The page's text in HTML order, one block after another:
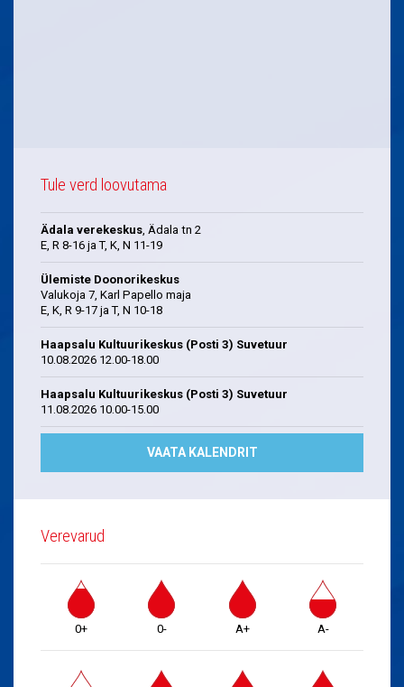
Tule verd loovutama
Ädala verekeskus, Ädala tn 2
E, R 8-16 ja T, K, N 11-19
Ülemiste Doonorikeskus
Valukoja 7, Karl Papello maja
E, K, R 9-17 ja T, N 10-18
Haapsalu Kultuurikeskus (Posti 3) Suvetuur
10.08.2026 12.00-18.00
Haapsalu Kultuurikeskus (Posti 3) Suvetuur
11.08.2026 10.00-15.00
VAATA KALENDRIT
Verevarud
0+ 0- A+ A-